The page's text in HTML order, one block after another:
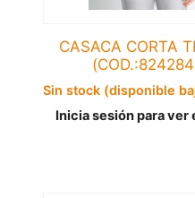
CASACA CORTA
Sin stock (disponible
Inicia sesión para ver